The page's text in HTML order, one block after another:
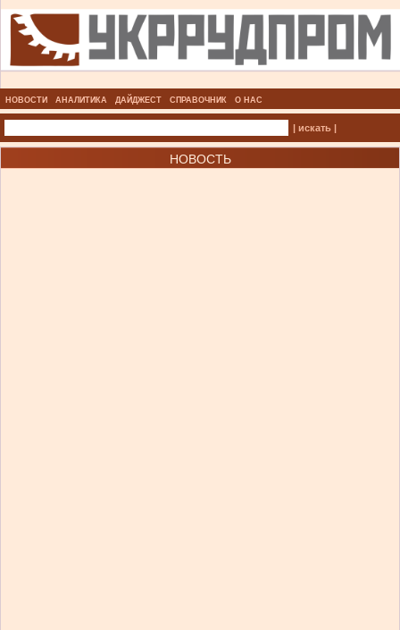
НОВОСТИ АНАЛИТИКА ДАЙДЖЕСТ СПРАВОЧНИК О НАС
| искать |
НОВОСТЬ